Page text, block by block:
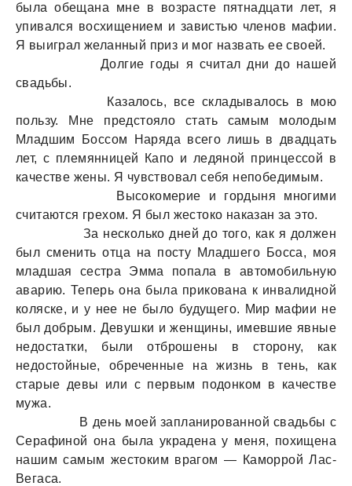
была обещана мне в возрасте пятнадцати лет, я
упивался восхищением и завистью членов мафии.
Я выиграл желанный приз и мог назвать ее своей.
Долгие годы я считал дни до нашей
свадьбы.
Казалось, все складывалось в мою
пользу. Мне предстояло стать самым молодым
Младшим Боссом Наряда всего лишь в двадцать
лет, с племянницей Капо и ледяной принцессой в
качестве жены. Я чувствовал себя непобедимым.
Высокомерие и гордыня многими
считаются грехом. Я был жестоко наказан за это.
За несколько дней до того, как я должен
был сменить отца на посту Младшего Босса, моя
младшая сестра Эмма попала в автомобильную
аварию. Теперь она была прикована к инвалидной
коляске, и у нее не было будущего. Мир мафии не
был добрым. Девушки и женщины, имевшие явные
недостатки, были отброшены в сторону, как
недостойные, обреченные на жизнь в тень, как
старые девы или с первым подонком в качестве
мужа.
В день моей запланированной свадьбы с
Серафиной она была украдена у меня, похищена
нашим самым жестоким врагом — Каморрой Лас-
Вегаса.